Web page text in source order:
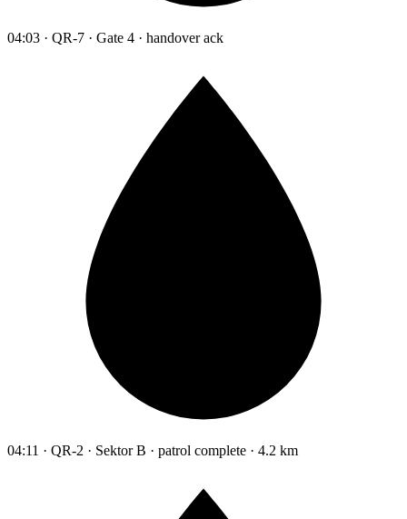
04:03 · QR-7 · Gate 4 · handover ack
04:11 · QR-2 · Sektor B · patrol complete · 4.2 km